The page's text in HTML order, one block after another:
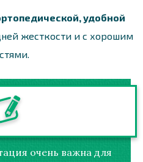
удобной
жесткости и с хорошим
очень важна для